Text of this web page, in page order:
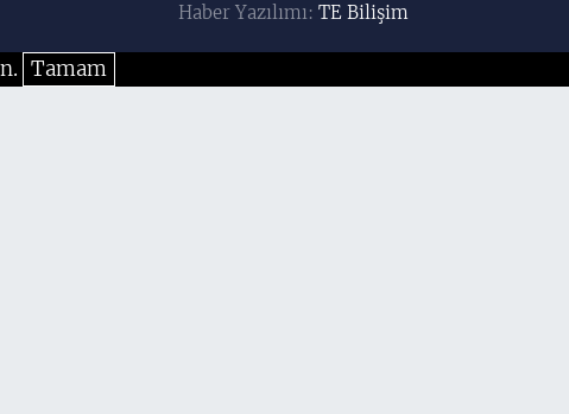
Haber Yazılımı:TE Bilişim
Tamam